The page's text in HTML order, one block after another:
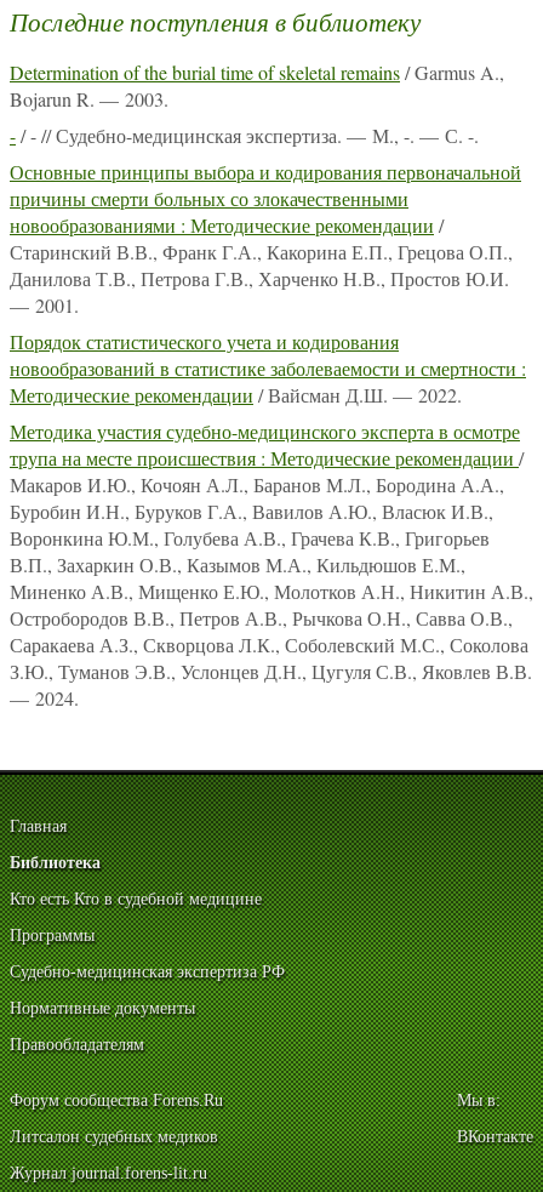
Последние поступления в библиотеку
Determination of the burial time of skeletal remains/ Garmus A.,
Bojarun R. — 2003.
-/ - // Судебно-медицинская экспертиза. — М., -. — С. -.
Основные принципы выбора и кодирования первоначальной
причины смерти больных со злокачественными
новообразованиями : Методические рекомендации /
Старинский В.В., Франк Г.А., Какорина Е.П., Грецова О.П.,
Данилова Т.В., Петрова Г.В., Харченко Н.В., Простов Ю.И.
— 2001.
Порядок статистического учета и кодирования
новообразований в статистике заболеваемости и смертности :
Методические рекомендации / Вайсман Д.Ш. — 2022.
Методика участия судебно-медицинского эксперта в осмотре
трупа на месте происшествия : Методические рекомендации /
Макаров И.Ю., Кочоян А.Л., Баранов М.Л., Бородина А.А.,
Буробин И.Н., Буруков Г.А., Вавилов А.Ю., Власюк И.В.,
Воронкина Ю.М., Голубева А.В., Грачева К.В., Григорьев
В.П., Захаркин О.В., Казымов М.А., Кильдюшов Е.М.,
Миненко А.В., Мищенко Е.Ю., Молотков А.Н., Никитин А.В.,
Остробородов В.В., Петров А.В., Рычкова О.Н., Савва О.В.,
Саракаева А.З., Скворцова Л.К., Соболевский М.С., Соколова
З.Ю., Туманов Э.В., Услонцев Д.Н., Цугуля С.В., Яковлев В.В.
— 2024.
Главная
Библиотека
Кто есть Кто в судебной медицине
Программы
Судебно-медицинская экспертиза РФ
Нормативные документы
Правообладателям
Форум сообщества Forens.Ru
Литсалон судебных медиков
Журнал journal.forens-lit.ru
Мы в:
ВКонтакте